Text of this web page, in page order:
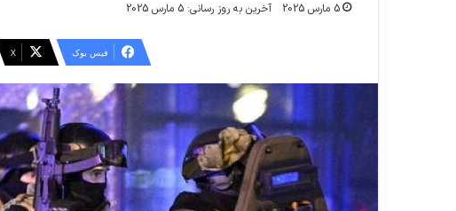
5 مارس 2025 آخرین به روز رسانی: 5 مارس 2025
فیس بوک X